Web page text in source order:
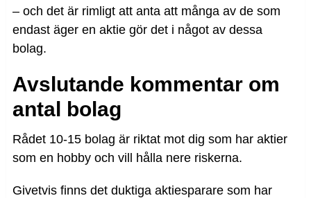
– och det är rimligt att anta att många av de som
endast äger en aktie gör det i något av dessa
bolag.
Avslutande kommentar om
antal bolag
Rådet 10-15 bolag är riktat mot dig som har aktier
som en hobby och vill hålla nere riskerna.
Givetvis finns det duktiga aktiesparare som har